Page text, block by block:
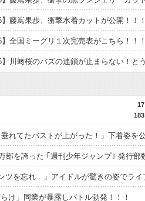
】藤嶌果歩、衝撃水着カットが公開！！！
】全国ミーグリ１次完売表がこちら！！！
17
183
け」同業が暴露しバトル勃発！！！